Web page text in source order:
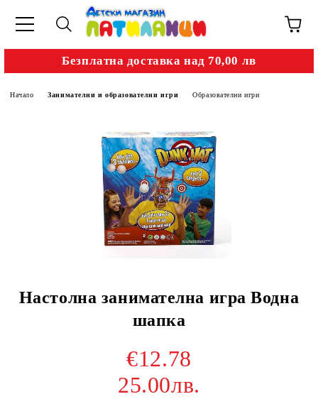
Безплатна доставка над 70,00 лв
Начало Занимателни и образователни игри Образователни игри
Настолна занимателна игра Водна
шапка
€12.78
25.00лв.